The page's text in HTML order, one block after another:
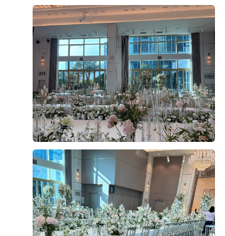
고 좋앗어요! 신랑은 2층 신부 3층 나눠져서 진행이돼서요!
드레스는 로즈로사 지정이었는데 진짜 저는 지정 후회안했
어요 :) 촬영때도 너무 만족스러웟는데 본식날도 드레스 너
무 예뻤고 정말 진행때마다 좋았던게 로즈로사 헬퍼이모님
들이 정말정말 다 친절하시고 최선을 다해 도와주세요 ㅜ
ㅜ 진짜 로즈로사 최고 그리고 2부드레스도 지정 혜택으로
진행했는데 원래는 한복하려다가 2부 드레스 피팅하고 맘
에들어서 입었는데 인사드릴때 이쁘다고 칭찬 많이해주셧
어요! 언제 또 드레스를 입어보겟어하고 맘에드는거 입엇
는데 완전 대만족입니당 ㅎㅎ ​ 아쉬운점은 어쩔수 없이 있
을 수밖에 없지만 만족스러웠던 점이 더 크기때문에 열심
히 1년 준비한만큼 후련하고 즐거웠습니다!! ​ 정말 본식 당
일에는 호로록하고 당사자들은 정신없이 지나가요! 본식
전까지 열심히 힘내서 준비하시고 당일엔 다들 즐기세요!!
결혼 축하드립니다 !!
👰🏻‍♀️Venue: dmc타워웨딩 펠리체홀 두 달동안 서울 웨딩
홀 열심히 찾으면서 최종 후보로 남았던 셀럽앤어셈, dmc
타워웨딩 중에 최종적으로 dmc 타워웨딩 펠리체홀을 계약
했다! ​ 우리가 찾던 웨딩홀 기준 1. 밝은 홀 2. 교통 3. 맛있
는 밥 요 세가지를 완벽하게 충족시킨 펠리체홀 💞 ​ 셀럽앤
어셈은 생각보다 견적은 굉장히 괜찮게 받았었는데.. 애매
한 밝은 홀 + 포토 테이블, 조명 색 등등 자잘하게 걸리는
것들이 있어서 패스하구.. ​ Dmc 타워웨딩은 이전에 주말
에 방문했을 때도 주차하기 어렵지 않았고 지하철역에서
바로 연결되는 게 진짜 최고.. 상담실에서 반복 재생되던
영상을 보는데 펠리체홀이 넘 예뻐서 두근두근거려따 .. 펠
리체홀은 층고가 높고 채광이 잘 들어오도록 개조한 곳이
라 그런지 홀, 로비가 있는 4층 에스컬레이터를 오를 때부
터 갑자기 확 밝아진다..! 로비도 진짜 넓어서 하객 붐빌 일
없을 것 같구.. 신부는 요 문 앞, 로비에서 대기하다가 입장
해야 하지만 나는 신부대기실에서 연결 안되어있는 건 하
나도 상관없을 듯 했다!! 서울에서 은근히 층고높은 베뉴를
더 보기
후기가 도움이 되었나요? 0
굥굥이이요
2026-07-27 32명 읽음